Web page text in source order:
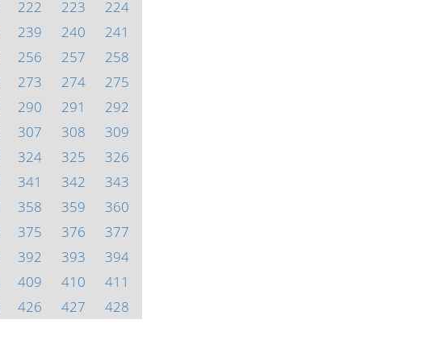
222 223
224
239 240
241
256 257
258
273 274
275
290 291
292
307 308
309
324 325
326
341 342
343
358 359
360
375 376
377
392 393
394
409 410
411
426 427
428